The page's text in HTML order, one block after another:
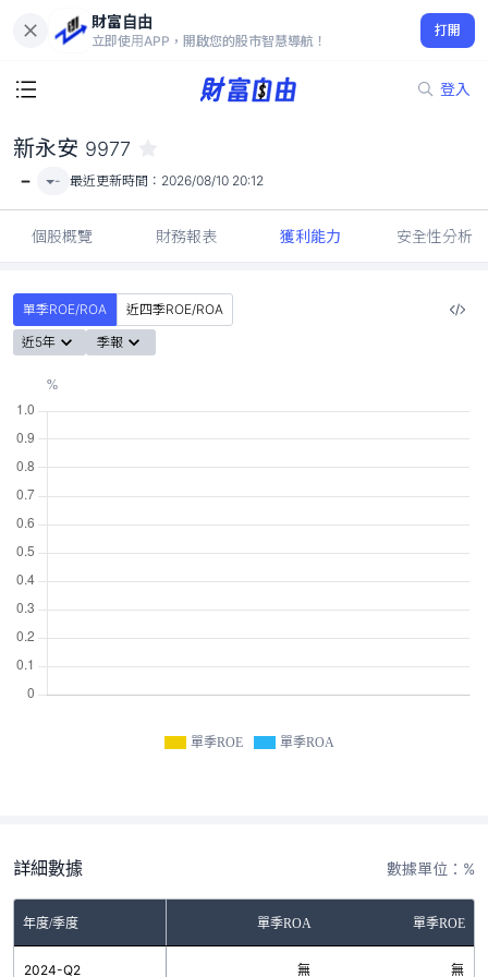
財富自由
立即使用APP，開啟您的股市智慧導航！
打開
登入
-
新永安 9977
- - 最近更新時間： 2026/08/10 20:12
個股概覽 財務報表 獲利能力 安全性分析
單季ROE/ROA
近四季ROE/ROA
近5年
季報
單季ROE 單季ROA
詳細數據 數據單位：%
年度/季度 單季ROA 單季ROE
2024-Q2 無 無